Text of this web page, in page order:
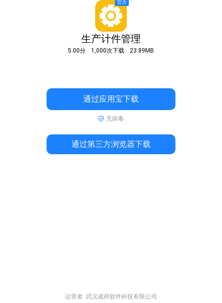
生产计件管理
5.00分 1,000次下载 23.89MB
通过应用宝下载
无病毒
通过第三方浏览器下载
运营者: 武汉成祥软件科技有限公司